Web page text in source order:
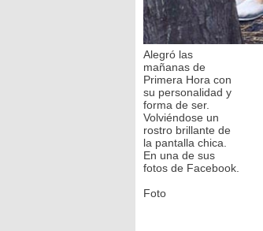
Alegró las
mañanas de
Primera Hora con
su personalidad y
forma de ser.
Volviéndose un
rostro brillante de
la pantalla chica.
En una de sus
fotos de Facebook.
Foto